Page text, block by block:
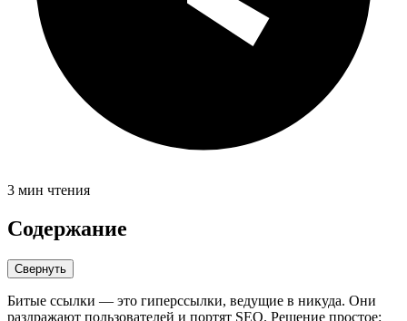
3 мин чтения
Содержание
Свернуть
Битые ссылки — это гиперссылки, ведущие в никуда. Они
раздражают пользователей и портят SEO. Решение простое: